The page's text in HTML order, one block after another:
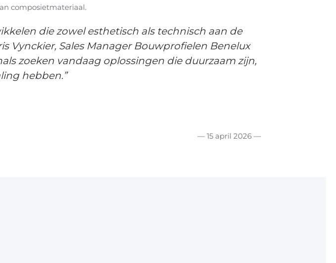
composietmateriaal.
die zowel esthetisch als technisch aan de
Vynckier, Sales Manager Bouwprofielen Benelux
zoeken vandaag oplossingen die duurzaam zijn,
hebben.”
— 15 april 2026 —